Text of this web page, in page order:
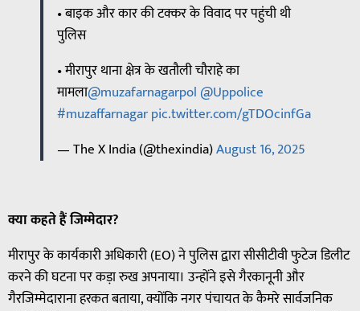
• बाइक और कार की टक्कर के विवाद पर पहुंची थी
पुलिस
• मीरापुर थाना क्षेत्र के खतौली चौराहे का
मामला@muzafarnagarpol @Uppolice
#muzaffarnagarpic.twitter.com/gTDOcinfGa
— The X India (@thexindia)August 16, 2025
क्याकहतेहैंजिम्मेदार?
मीरापुर के कार्यकारी अधिकारी (EO) ने पुलिस द्वारा सीसीटीवी फुटेज डिलीट
करने की घटना पर कड़ा रुख अपनाया। उन्होंने इसे गैरकानूनी और
गैरजिम्मेदाराना हरकत बताया, क्योंकि नगर पंचायत के कैमरे सार्वजनिक